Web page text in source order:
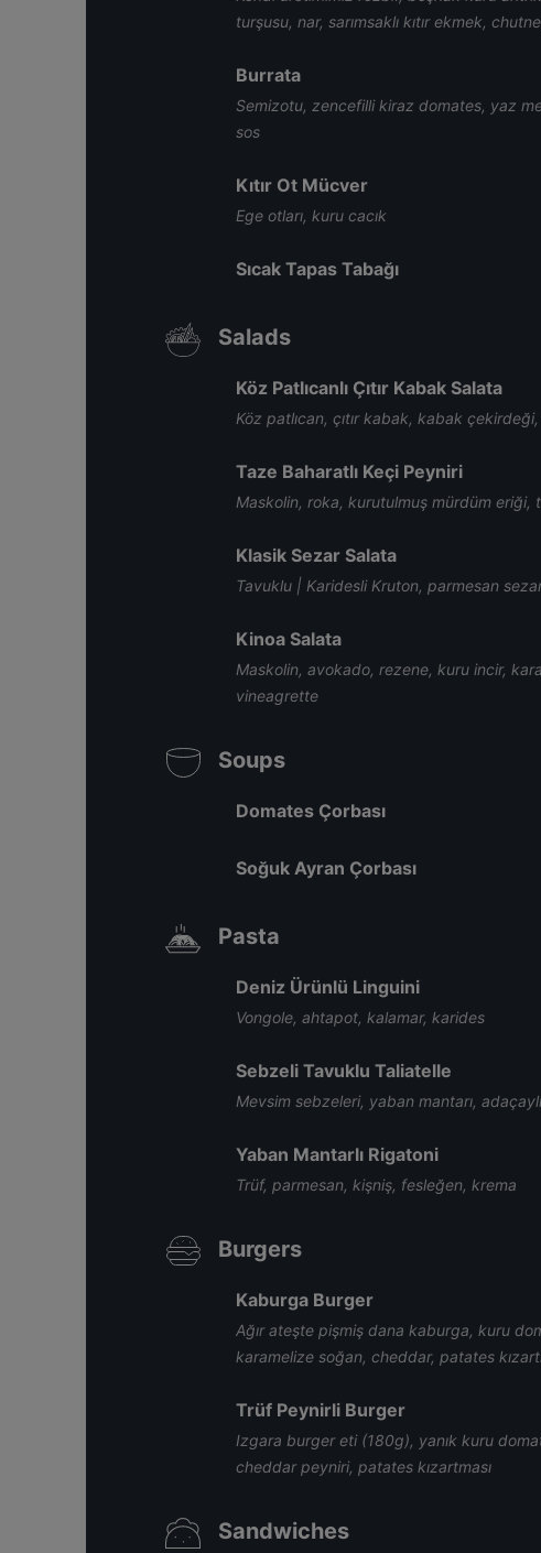
turşusu, nar, sarımsaklı kıtır ekmek,
Burrata
Semizotu, zencefilli kiraz domates, yaz
sos
Kıtır Ot Mücver
Ege otları, kuru cacık
Sıcak Tapas Tabağı
Salads
Köz Patlıcanlı Çıtır Kabak Salata
Köz patlıcan, çıtır kabak, kabak
Taze Baharatlı Keçi Peyniri
Maskolin, roka, kurutulmuş mürdüm eriği,
Klasik Sezar Salata
Tavuklu | Karidesli Kruton, parmesan
Kinoa Salata
Maskolin, avokado, rezene, kuru incir,
vineagrette
Soups
Domates Çorbası
Soğuk Ayran Çorbası
Pasta
Deniz Ürünlü Linguini
Vongole, ahtapot, kalamar, karides
Sebzeli Tavuklu Taliatelle
Mevsim sebzeleri, yaban mantarı,
Yaban Mantarlı Rigatoni
Trüf, parmesan, kişniş, fesleğen, krema
Burgers
Kaburga Burger
Ağır ateşte pişmiş dana kaburga, kuru
karamelize soğan, cheddar, patates
Trüf Peynirli Burger
Izgara burger eti (180g), yanık kuru
cheddar peyniri, patates kızartması
Sandwiches